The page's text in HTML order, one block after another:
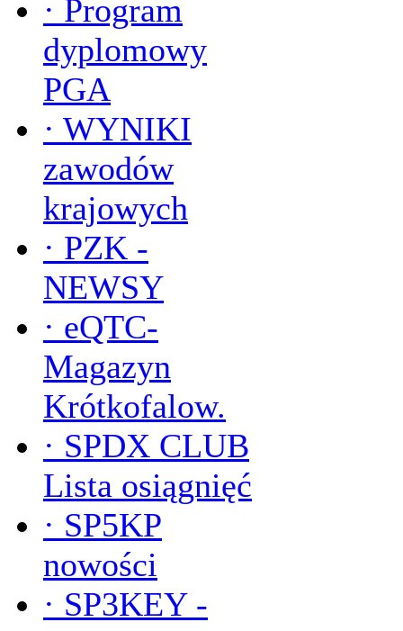
· Program
dyplomowy
PGA
· WYNIKI
zawodów
krajowych
· PZK -
NEWSY
· eQTC-
Magazyn
Krótkofalow.
· SPDX CLUB
Lista osiągnięć
· SP5KP
nowości
· SP3KEY -